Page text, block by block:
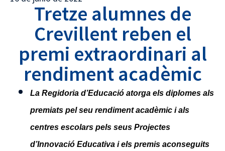
Tretze alumnes de
Crevillent reben el
premi extraordinari al
rendiment acadèmic
La Regidoria d’Educació atorga els diplomes als
premiats pel seu rendiment acadèmic i als
centres escolars pels seus Projectes
d’Innovació Educativa i els premis aconseguits